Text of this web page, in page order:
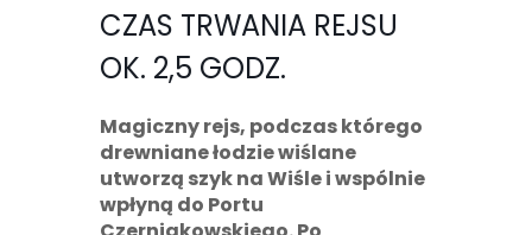
CZAS TRWANIA REJSU
OK. 2,5 GODZ.
Magiczny rejs, podczas którego
drewniane łodzie wiślane
utworzą szyk na Wiśle i wspólnie
wpłyną do Portu